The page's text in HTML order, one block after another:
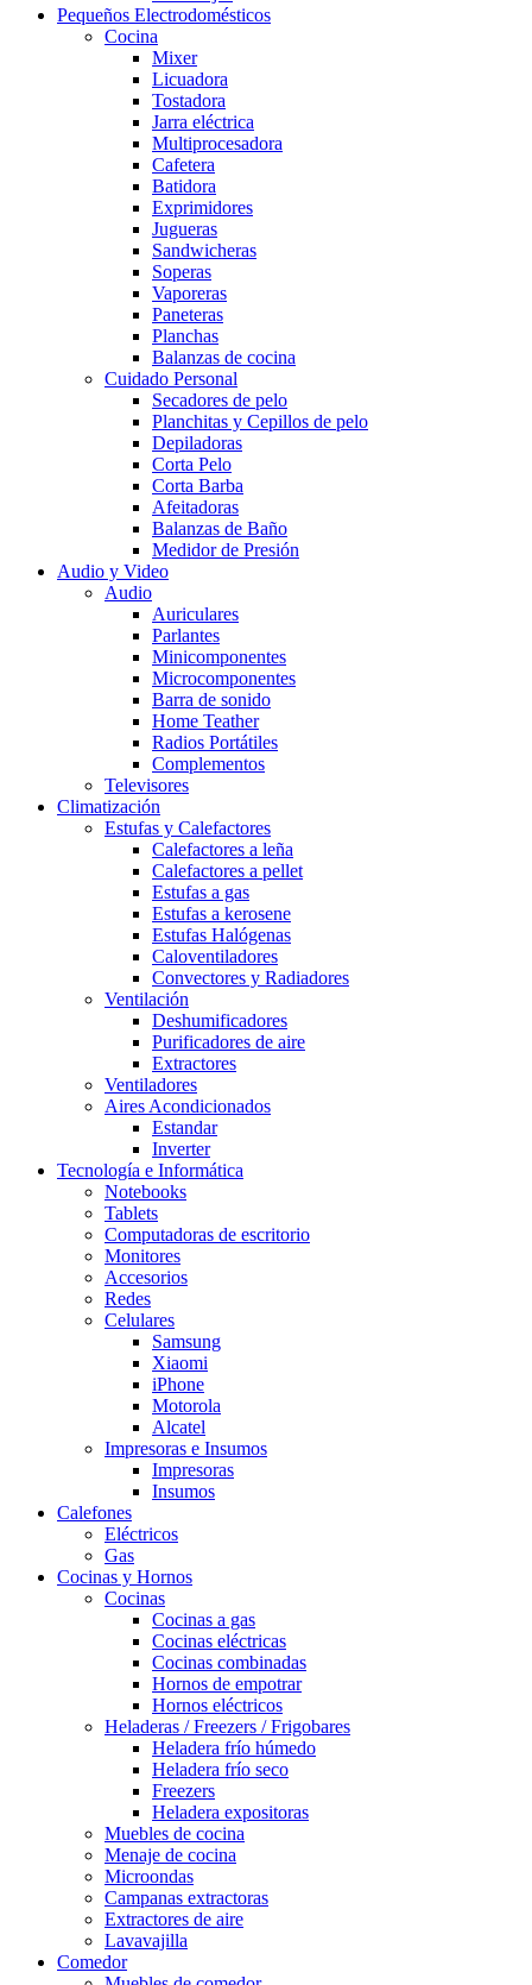
Pequeños Electrodomésticos
Cocina
Mixer
Licuadora
Tostadora
Jarra eléctrica
Multiprocesadora
Cafetera
Batidora
Exprimidores
Jugueras
Sandwicheras
Soperas
Vaporeras
Paneteras
Planchas
Balanzas de cocina
Cuidado Personal
Secadores de pelo
Planchitas y Cepillos de pelo
Depiladoras
Corta Pelo
Corta Barba
Afeitadoras
Balanzas de Baño
Medidor de Presión
Audio y Video
Audio
Auriculares
Parlantes
Minicomponentes
Microcomponentes
Barra de sonido
Home Teather
Radios Portátiles
Complementos
Televisores
Climatización
Estufas y Calefactores
Calefactores a leña
Calefactores a pellet
Estufas a gas
Estufas a kerosene
Estufas Halógenas
Caloventiladores
Convectores y Radiadores
Ventilación
Deshumificadores
Purificadores de aire
Extractores
Ventiladores
Aires Acondicionados
Estandar
Inverter
Tecnología e Informática
Notebooks
Tablets
Computadoras de escritorio
Monitores
Accesorios
Redes
Celulares
Samsung
Xiaomi
iPhone
Motorola
Alcatel
Impresoras e Insumos
Impresoras
Insumos
Calefones
Eléctricos
Gas
Cocinas y Hornos
Cocinas
Cocinas a gas
Cocinas eléctricas
Cocinas combinadas
Hornos de empotrar
Hornos eléctricos
Heladeras / Freezers / Frigobares
Heladera frío húmedo
Heladera frío seco
Freezers
Heladera expositoras
Muebles de cocina
Menaje de cocina
Microondas
Campanas extractoras
Extractores de aire
Lavavajilla
Comedor